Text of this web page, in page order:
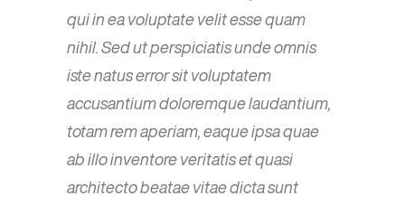
qui in ea voluptate velit esse quam
nihil. Sed ut perspiciatis unde omnis
iste natus error sit voluptatem
accusantium doloremque laudantium,
totam rem aperiam, eaque ipsa quae
ab illo inventore veritatis et quasi
architecto beatae vitae dicta sunt